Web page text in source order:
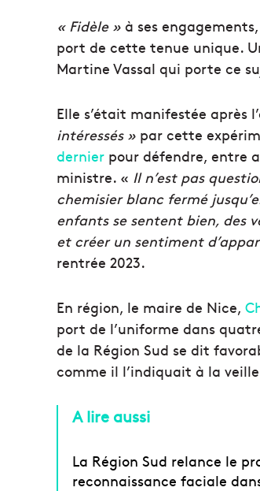
« Fidèle » à ses
port de cette tenue unique.
Martine Vassal qui porte ce
Elle s’était manifestée après
intéressés » par cette
dernier pour défendre, entre
ministre. « Il n’est pas
chemisier blanc fermé
enfants se sentent bien, des
et créer un sentiment
rentrée 2023.
En région, le maire de Nice,
port de l’uniforme dans
de la Région Sud se dit
comme il l’indiquait à la
A lire aussi
La Région Sud relance le
reconnaissance faciale